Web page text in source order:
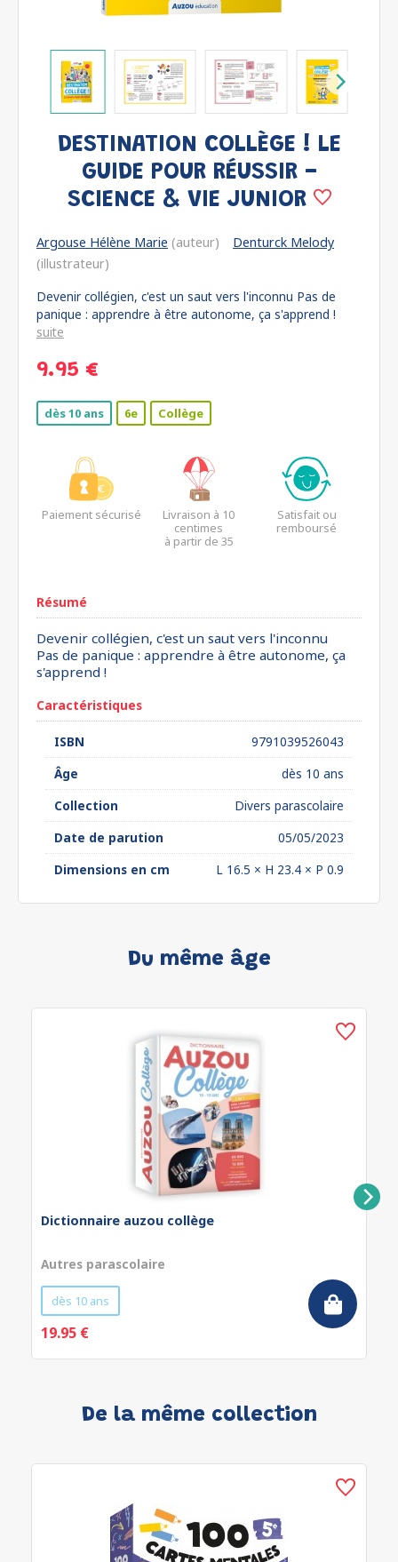
DESTINATION COLLÈGE ! LE
GUIDE POUR RÉUSSIR -
SCIENCE & VIE JUNIOR
Argouse Hélène Marie (auteur)
Denturck Melody
(illustrateur)
Devenir collégien, c'est un saut vers l'inconnu Pas de
panique : apprendre à être autonome, ça s'apprend !
suite
9.95 €
dès 10 ans 6e Collège
Paiement sécurisé
Livraison à 10
centimes
à partir de 35
Satisfait ou
remboursé
Résumé
Devenir collégien, c'est un saut vers l'inconnu
Pas de panique : apprendre à être autonome, ça
s'apprend !
Caractéristiques
ISBN
9791039526043
Âge
dès 10 ans
Collection
Divers parascolaire
Date de parution
05/05/2023
Dimensions en cm
L 16.5 × H 23.4 × P 0.9
Du même âge
Dictionnaire auzou collège
Autres parascolaire
dès 10 ans
19.95 €
De la même collection